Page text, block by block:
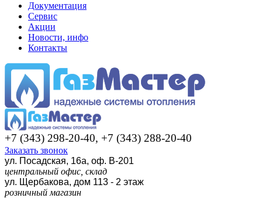
Документация
Сервис
Акции
Новости, инфо
Контакты
+7 (343) 298-20-40, +7 (343) 288-20-40
Заказать звонок
ул. Посадская, 16а, оф. В-201
центральный офис, склад
ул. Щербакова, дом 113 - 2 этаж
розничный магазин